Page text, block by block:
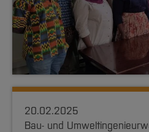
20.02.2025
Bau- und